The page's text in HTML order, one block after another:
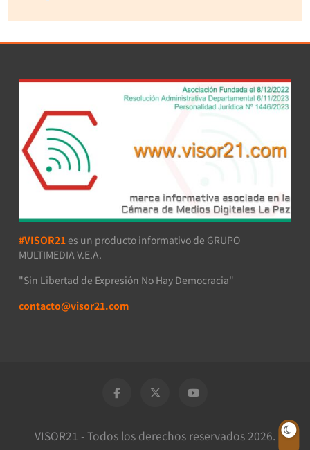
#VISOR21 es un producto informativo de GRUPO
MULTIMEDIA V.E.A.
"Sin Libertad de Expresión No Hay Democracia"
contacto@visor21.com
VISOR21 - Todos los derechos reservados 2026.